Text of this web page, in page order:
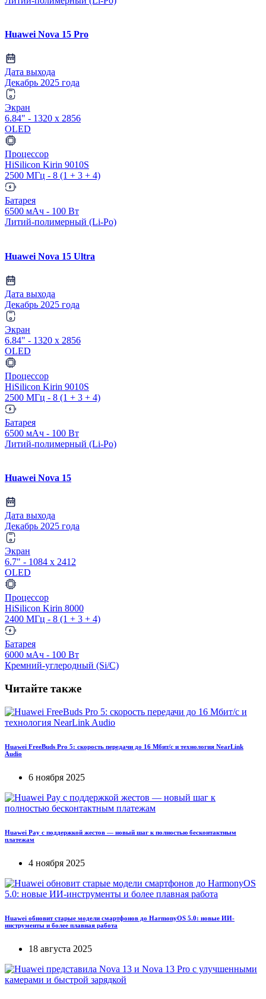
Huawei Nova 15 Pro
Дата выхода
Декабрь 2025 года
Экран
6.84" - 1320 x 2856
OLED
Процессор
HiSilicon Kirin 9010S
2500 МГц - 8 (1 + 3 + 4)
Батарея
6500 мАч - 100 Вт
Литий-полимерный (Li-Po)
Huawei Nova 15 Ultra
Дата выхода
Декабрь 2025 года
Экран
6.84" - 1320 x 2856
OLED
Процессор
HiSilicon Kirin 9010S
2500 МГц - 8 (1 + 3 + 4)
Батарея
6500 мАч - 100 Вт
Литий-полимерный (Li-Po)
Huawei Nova 15
Дата выхода
Декабрь 2025 года
Экран
6.7" - 1084 x 2412
OLED
Процессор
HiSilicon Kirin 8000
2400 МГц - 8 (1 + 3 + 4)
Батарея
6000 мАч - 100 Вт
Кремний-углеродный (Si/C)
Читайте также
Huawei FreeBuds Pro 5: скорость передачи до 16 Мбит/с и технология NearLink
Audio
6 ноября 2025
Huawei Pay с поддержкой жестов — новый шаг к полностью бесконтактным
платежам
4 ноября 2025
Huawei обновит старые модели смартфонов до HarmonyOS 5.0: новые ИИ-
инструменты и более плавная работа
18 августа 2025